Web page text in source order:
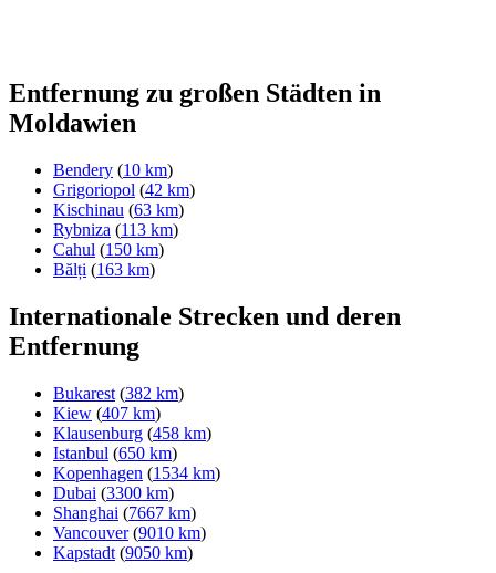
Entfernung zu großen Städten in
Moldawien
Bendery (10 km)
Grigoriopol (42 km)
Kischinau (63 km)
Rybniza (113 km)
Cahul (150 km)
Bălți (163 km)
Internationale Strecken und deren
Entfernung
Bukarest (382 km)
Kiew (407 km)
Klausenburg (458 km)
Istanbul (650 km)
Kopenhagen (1534 km)
Dubai (3300 km)
Shanghai (7667 km)
Vancouver(9010 km)
Kapstadt (9050 km)